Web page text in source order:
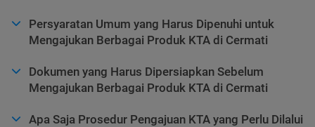
Persyaratan Umum yang Harus Dipenuhi untuk
Mengajukan Berbagai Produk KTA di Cermati
Dokumen yang Harus Dipersiapkan Sebelum
Mengajukan Berbagai Produk KTA di Cermati
Apa Saja Prosedur Pengajuan KTA yang Perlu Dilalui